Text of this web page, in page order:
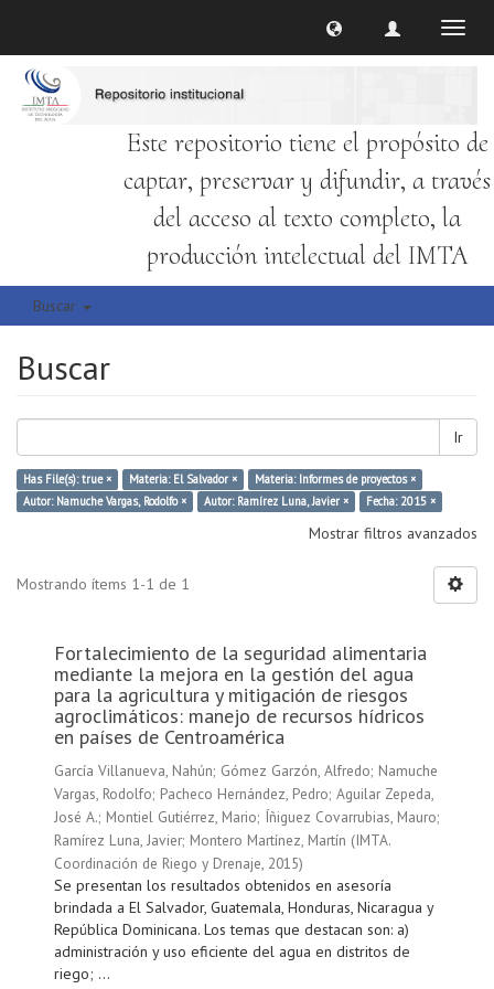
Este repositorio tiene el propósito de
captar, preservar y difundir, a través
del acceso al texto completo, la
producción intelectual del IMTA
Buscar
Buscar
Ir
Has File(s): true × Materia: El Salvador ×
Materia: Informes de proyectos ×
Autor: Namuche Vargas, Rodolfo ×
Autor: Ramírez Luna, Javier × Fecha: 2015 ×
Mostrar filtros avanzados
Mostrando ítems 1-1 de 1
Fortalecimiento de la seguridad alimentaria
mediante la mejora en la gestión del agua
para la agricultura y mitigación de riesgos
agroclimáticos: manejo de recursos hídricos
en países de Centroamérica
García Villanueva, Nahún; Gómez Garzón, Alfredo; Namuche
Vargas, Rodolfo; Pacheco Hernández, Pedro; Aguilar Zepeda,
José A.; Montiel Gutiérrez, Mario; Íñiguez Covarrubias, Mauro;
Ramírez Luna, Javier; Montero Martínez, Martín (IMTA.
Coordinación de Riego y Drenaje, 2015)
Se presentan los resultados obtenidos en asesoría
brindada a El Salvador, Guatemala, Honduras, Nicaragua y
República Dominicana. Los temas que destacan son: a)
administración y uso eficiente del agua en distritos de
riego; ...